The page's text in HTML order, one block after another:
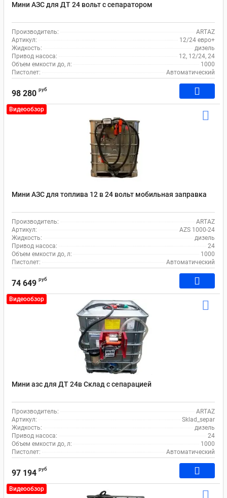
Мини АЗС для ДТ 24 вольт с сепаратором
Производитель:
ARTAZ
Артикул:
12/24 евро+
Жидкость:
дизель
Привод насоса:
12, 12/24, 24
Объем емкости до, л:
1000
Пистолет:
Автоматический
98 280 руб
Видеообзор
Мини АЗС для топлива 12 в 24 вольт мобильная заправка
Производитель:
ARTAZ
Артикул:
AZS 1000-24
Жидкость:
дизель
Привод насоса:
24
Объем емкости до, л:
1000
Пистолет:
Автоматический
74 649 руб
Видеообзор
Мини азс для ДТ 24в Склад с сепарацией
Производитель:
ARTAZ
Артикул:
Sklad_separ
Жидкость:
дизель
Привод насоса:
24
Объем емкости до, л:
1000
Пистолет:
Автоматический
97 194 руб
Видеообзор